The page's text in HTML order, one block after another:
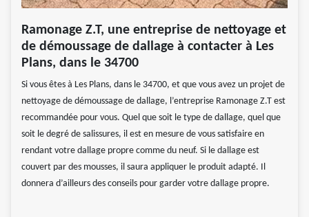
Ramonage Z.T, une entreprise de nettoyage et
de démoussage de dallage à contacter à Les
Plans, dans le 34700
Si vous êtes à Les Plans, dans le 34700, et que vous avez un projet de
nettoyage de démoussage de dallage, l’entreprise Ramonage Z.T est
recommandée pour vous. Quel que soit le type de dallage, quel que
soit le degré de salissures, il est en mesure de vous satisfaire en
rendant votre dallage propre comme du neuf. Si le dallage est
couvert par des mousses, il saura appliquer le produit adapté. Il
donnera d’ailleurs des conseils pour garder votre dallage propre.